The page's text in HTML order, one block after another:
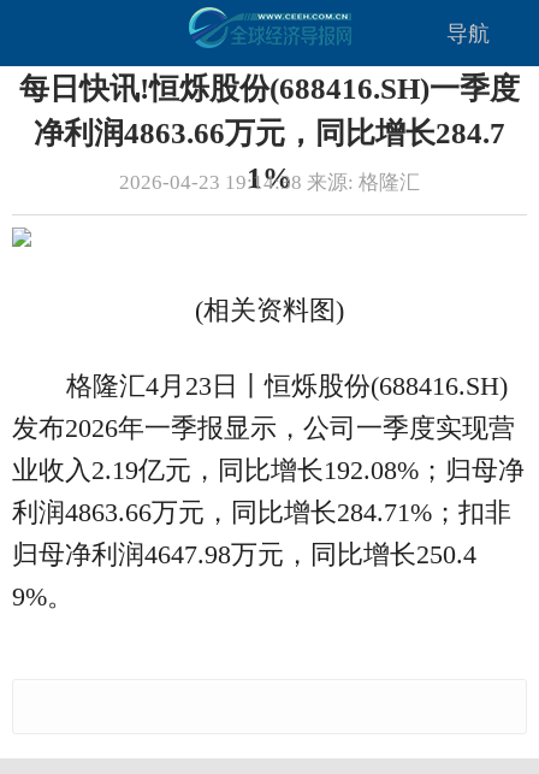
导航
每日快讯!恒烁股份(688416.SH)一季度
净利润4863.66万元，同比增长284.7
1%
2026-04-23 19:14:38 来源: 格隆汇
(相关资料图)
格隆汇4月23日丨恒烁股份(688416.SH)
发布2026年一季报显示，公司一季度实现营
业收入2.19亿元，同比增长192.08%；归母净
利润4863.66万元，同比增长284.71%；扣非
归母净利润4647.98万元，同比增长250.4
9%。